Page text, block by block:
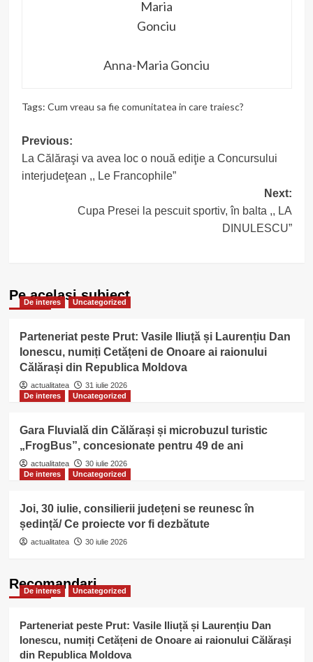
Anna-Maria Gonciu
Tags: Cum vreau sa fie comunitatea in care traiesc?
Post
navigation
Previous:
La Călăraşi va avea loc o nouă ediţie a Concursului
interjudeţean ,, Le Francophile”
Next:
Cupa Presei la pescuit sportiv, în balta ,, LA
DINULESCU”
Pe acelasi subiect
De interes Uncategorized
Parteneriat peste Prut: Vasile Iliuță și Laurențiu Dan
Ionescu, numiți Cetățeni de Onoare ai raionului
Călărași din Republica Moldova
actualitatea
31 iulie 2026
De interes
Uncategorized
Gara Fluvială din Călărași și microbuzul turistic
„FrogBus”, concesionate pentru 49 de ani
actualitatea
30 iulie 2026
De interes
Uncategorized
Joi, 30 iulie, consilierii județeni se reunesc în
ședință/ Ce proiecte vor fi dezbătute
actualitatea 30 iulie 2026
Recomandari
De interes Uncategorized
Parteneriat peste Prut: Vasile Iliuță și Laurențiu Dan
Ionescu, numiți Cetățeni de Onoare ai raionului Călărași
din Republica Moldova